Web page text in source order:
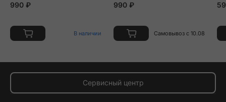
990 ₽
В наличии
990 ₽
Самовывоз с 10.08
Сервисный центр